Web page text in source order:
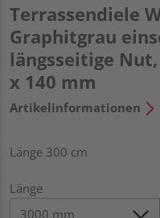
Terrassendiele
Graphitgrau
längsseitige Nut,
x 140 mm
Artikelinformationen
Länge 300 cm
Länge